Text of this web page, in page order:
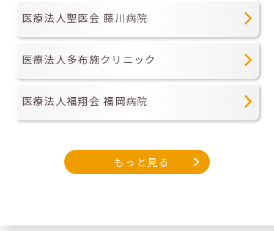
医療法人聖医会 藤川病院
医療法人多布施クリニック
医療法人福翔会 福岡病院
もっと見る